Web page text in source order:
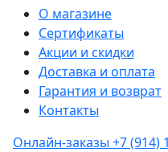
О магазине
Сертификаты
Акции и скидки
Доставка и оплата
Гарантия и возврат
Контакты
Онлайн-заказы +7 (914)